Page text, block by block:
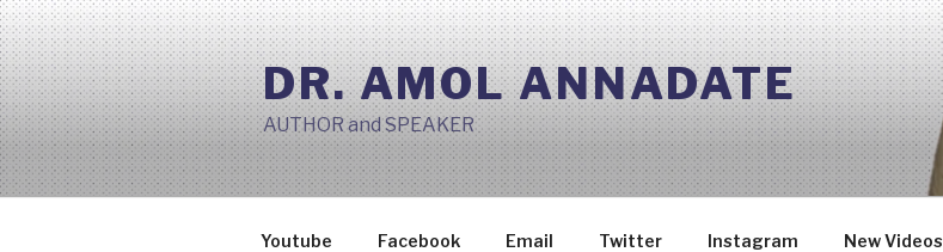
Skip
to
content
DR. AMOL ANNADATE
AUTHOR and SPEAKER
Youtube Facebook Email Twitter Instagram New Videos